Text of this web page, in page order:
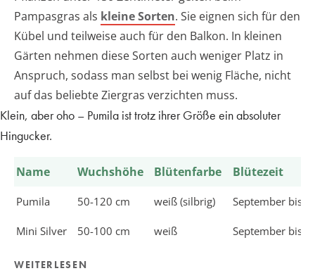
Pampasgras als kleine Sorten. Sie eignen sich für den
Kübel und teilweise auch für den Balkon. In kleinen
Gärten nehmen diese Sorten auch weniger Platz in
Anspruch, sodass man selbst bei wenig Fläche, nicht
auf das beliebte Ziergras verzichten muss.
Klein, aber oho – Pumila ist trotz ihrer Größe ein absoluter
Hingucker.
Name Wuchshöhe Blütenfarbe Blütezeit
Pumila 50-120 cm weiß (silbrig) September bis
Mini Silver 50-100 cm weiß September bis
WEITERLESEN